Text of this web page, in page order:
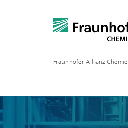
Fraunhofer-Allianz Chemie
FOKUSTHEMEN